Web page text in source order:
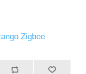
Zigbee